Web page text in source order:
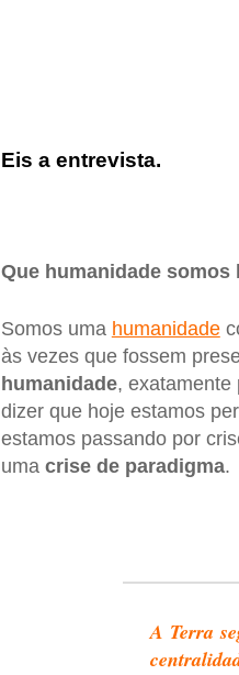
Eis a entrevista.
Que humanidade somos
Somos uma humanidade
às vezes que fossem
humanidade, exatamente
dizer que hoje estamos
estamos passando por
uma crise de paradigma.
A Terra